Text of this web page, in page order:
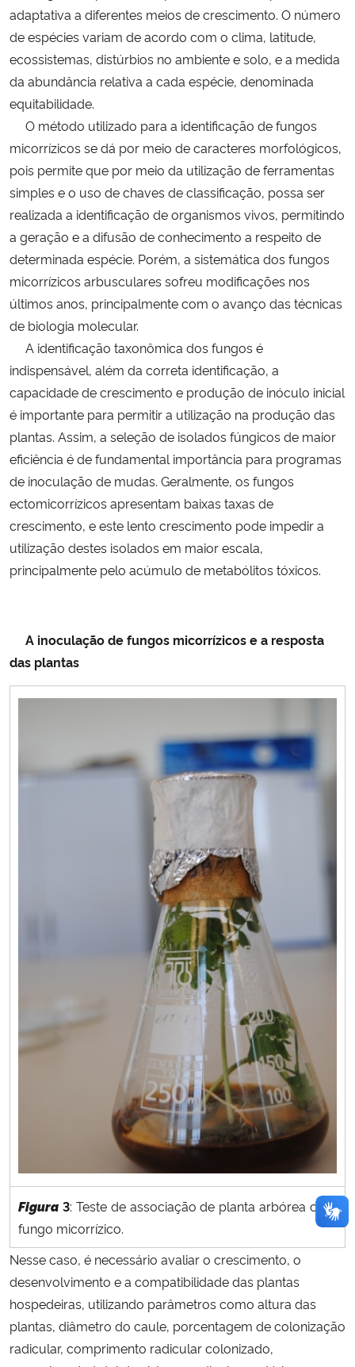
adaptativa a diferentes meios de crescimento. O número
de espécies variam de acordo com o clima, latitude,
ecossistemas, distúrbios no ambiente e solo, e a medida
da abundância relativa a cada espécie, denominada
equitabilidade.
O método utilizado para a identificação de fungos
micorrízicos se dá por meio de caracteres morfológicos,
pois permite que por meio da utilização de ferramentas
simples e o uso de chaves de classificação, possa ser
realizada a identificação de organismos vivos, permitindo
a geração e a difusão de conhecimento a respeito de
determinada espécie. Porém, a sistemática dos fungos
micorrízicos arbusculares sofreu modificações nos
últimos anos, principalmente com o avanço das técnicas
de biologia molecular.
A identificação taxonômica dos fungos é
indispensável, além da correta identificação, a
capacidade de crescimento e produção de inóculo inicial
é importante para permitir a utilização na produção das
plantas. Assim, a seleção de isolados fúngicos de maior
eficiência é de fundamental importância para programas
de inoculação de mudas. Geralmente, os fungos
ectomicorrízicos apresentam baixas taxas de
crescimento, e este lento crescimento pode impedir a
utilização destes isolados em maior escala,
principalmente pelo acúmulo de metabólitos tóxicos.
A inoculação de fungos micorrízicos e a resposta
das plantas
Figura 3: Teste de associação de planta arbórea com
fungo micorrízico.
Nesse caso, é necessário avaliar o crescimento, o
desenvolvimento e a compatibilidade das plantas
hospedeiras, utilizando parâmetros como altura das
plantas, diâmetro do caule, porcentagem de colonização
radicular, comprimento radicular colonizado,